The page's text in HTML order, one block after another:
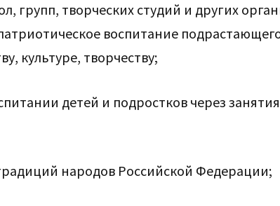
групп, творческих студий и других
воспитание
культуре, творчеству;
детей и подростков через
народов Российской Федерации;